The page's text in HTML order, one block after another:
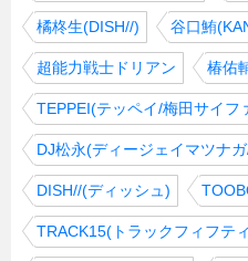
橘柊生(DISH//) 谷口鮪
超能力戦士ドリアン 椿佑
TEPPEI(テッペイ/梅田サイフ
DJ松永(ディージェイマツナ
DISH//(ディッシュ)
TRACK15(トラックフィフテ